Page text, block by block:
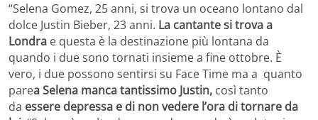
“Selena Gomez, 25 anni, si trova un oceano lontano dal
dolce Justin Bieber, 23 anni. La cantante si trova a
Londra e questa è la destinazione più lontana da
quando i due sono tornati insieme a fine ottobre. È
vero, i due possono sentirsi su Face Time ma a quanto
parea Selena manca tantissimo Justin, così tanto
da essere depressa e di non vedere l’ora di tornare da